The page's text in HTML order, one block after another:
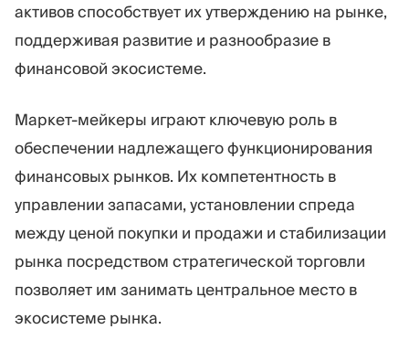
активов способствует их утверждению на рынке,
поддерживая развитие и разнообразие в
финансовой экосистеме.
Маркет-мейкеры играют ключевую роль в
обеспечении надлежащего функционирования
финансовых рынков. Их компетентность в
управлении запасами, установлении спреда
между ценой покупки и продажи и стабилизации
рынка посредством стратегической торговли
позволяет им занимать центральное место в
экосистеме рынка.